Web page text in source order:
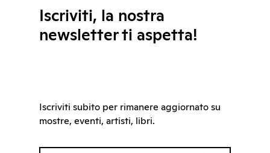
Iscriviti, la nostra
newsletter ti aspetta!
Iscriviti subito per rimanere aggiornato su
mostre, eventi, artisti, libri.